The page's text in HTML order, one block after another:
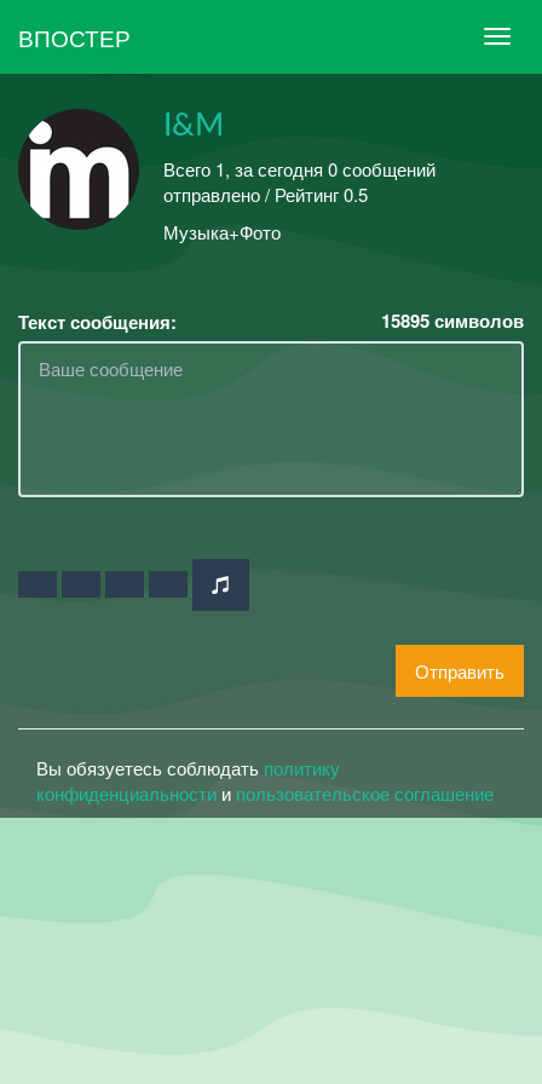
ВПОСТЕР
I&M
Всего 1, за сегодня 0 сообщений
отправлено / Рейтинг 0.5
Музыка+Фото
Текст сообщения: 15895символов
Отправить
Вы обязуетесь соблюдать политику
конфиденциальности и пользовательское соглашение